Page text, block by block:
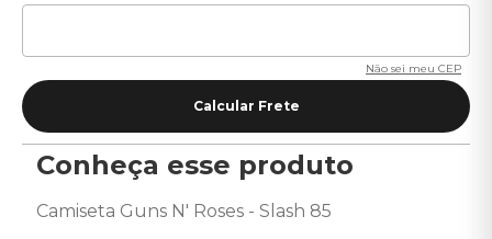
Não sei meu CEP
Conheça esse produto
Camiseta Guns N' Roses - Slash 85